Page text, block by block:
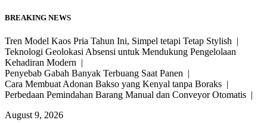
BREAKING NEWS
Tren Model Kaos Pria Tahun Ini, Simpel tetapi Tetap Stylish |
Teknologi Geolokasi Absensi untuk Mendukung Pengelolaan
Kehadiran Modern |
Penyebab Gabah Banyak Terbuang Saat Panen |
Cara Membuat Adonan Bakso yang Kenyal tanpa Boraks |
Perbedaan Pemindahan Barang Manual dan Conveyor Otomatis |
August 9, 2026